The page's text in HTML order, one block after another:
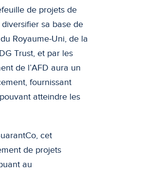
de projets de
sa base de
Royaume-Uni, de la
Trust, et par les
de l’AFD aura un
fournissant
atteindre les
cet
de projets
au